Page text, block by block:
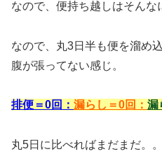
なので、便持ち越しはそんな
なので、丸3日半も便を溜め
腹が張ってない感じ。
排便＝0回： 漏らし＝0回： 漏
丸5日に比べればまだまだ。